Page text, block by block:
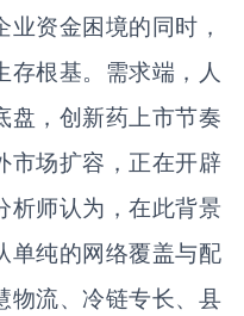
资金困境的同时，
存根基。需求端，人
盘，创新药上市节奏
市场扩容，正在开辟
析师认为，在此背景
单纯的网络覆盖与配
物流、冷链专长、县